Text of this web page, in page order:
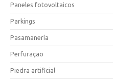
Paneles fotovoltaicos
Parkings
Pasamanería
Perfuraçao
Piedra artificial